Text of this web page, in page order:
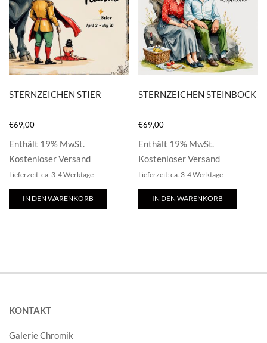
STERNZEICHEN STIER
€69,00
Enthält 19% MwSt.
Kostenloser Versand
Lieferzeit: ca. 3-4 Werktage
IN DEN WARENKORB
STERNZEICHEN STEINBOCK
€69,00
Enthält 19% MwSt.
Kostenloser Versand
Lieferzeit: ca. 3-4 Werktage
IN DEN WARENKORB
KONTAKT
Galerie Chromik